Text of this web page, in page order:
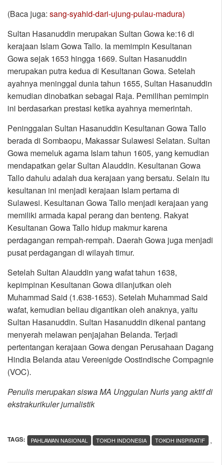
(Baca juga: sang-syahid-dari-ujung-pulau-madura)
Sultan Hasanuddin merupakan Sultan Gowa ke:16 di
kerajaan Islam Gowa Tallo. Ia memimpin Kesultanan
Gowa sejak 1653 hingga 1669. Sultan Hasanuddin
merupakan putra kedua di Kesultanan Gowa. Setelah
ayahnya meninggal dunia tahun 1655, Sultan Hasanuddin
kemudian dinobatkan sebagai Raja. Pemilihan pemimpin
ini berdasarkan prestasi ketika ayahnya memerintah.
Peninggalan Sultan Hasanuddin Kesultanan Gowa Tallo
berada di Sombaopu, Makassar Sulawesi Selatan. Sultan
Gowa memeluk agama Islam tahun 1605, yang kemudian
mendapatkan gelar Sultan Alauddin. Kesultanan Gowa
Tallo dahulu adalah dua kerajaan yang bersatu. Selain itu
kesultanan ini menjadi kerajaan Islam pertama di
Sulawesi. Kesultanan Gowa Tallo menjadi kerajaan yang
memiliki armada kapal perang dan benteng. Rakyat
Kesultanan Gowa Tallo hidup makmur karena
perdagangan rempah-rempah. Daerah Gowa juga menjadi
pusat perdagangan di wilayah timur.
Setelah Sultan Alauddin yang wafat tahun 1638,
kepimpinan Kesultanan Gowa dilanjutkan oleh
Muhammad Said (1.638-1653). Setelah Muhammad Said
wafat, kemudian beliau digantikan oleh anaknya, yaitu
Sultan Hasanuddin. Sultan Hasanuddin dikenal pantang
menyerah melawan penjajahan Belanda. Terjadi
pertentangan kerajaan Gowa dengan Perusahaan Dagang
Hindia Belanda atau Vereenigde Oostindische Compagnie
(VOC).
Penulis merupakan siswa MA Unggulan Nuris yang aktif di
ekstrakurikuler jurnalistik
TAGS: ,
PAHLAWAN NASIONAL TOKOH INDONESIA TOKOH INSPIRATIF